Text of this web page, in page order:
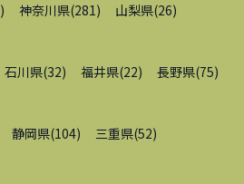
) 神奈川県(281 ) 山梨県(26)
石川県(32) 福井県(22) 長野県(75)
静岡県(104) 三重県(52)